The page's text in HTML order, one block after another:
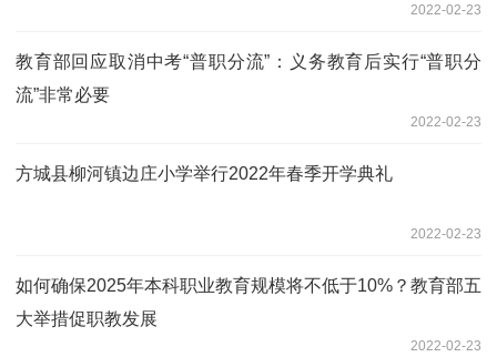
2022-02-23
教育部回应取消中考“普职分流”：义务教育后实行“普职分
流”非常必要
2022-02-23
方城县柳河镇边庄小学举行2022年春季开学典礼
2022-02-23
如何确保2025年本科职业教育规模将不低于10%？教育部五
大举措促职教发展
2022-02-23